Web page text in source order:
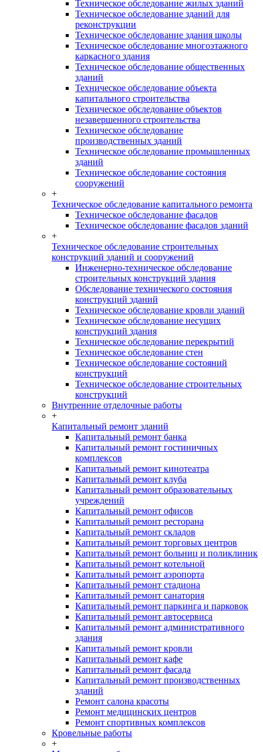
Техническое обследование жилых зданий
Техническое обследование зданий для
реконструкции
Техническое обследование здания школы
Техническое обследование многоэтажного
каркасного здания
Техническое обследование общественных
зданий
Техническое обследование объекта
капитального строительства
Техническое обследование объектов
незавершенного строительства
Техническое обследование
производственных зданий
Техническое обследование промышленных
зданий
Техническое обследование состояния
сооружений
+
Техническое обследование капитального ремонта
Техническое обследование фасадов
Техническое обследование фасадов зданий
+
Техническое обследование строительных
конструкций зданий и сооружений
Инженерно-техническое обследование
строительных конструкций здания
Обследование технического состояния
конструкций зданий
Техническое обследование кровли зданий
Техническое обследование несущих
конструкций здания
Техническое обследование перекрытий
Техническое обследование стен
Техническое обследование состояний
конструкций
Техническое обследование строительных
конструкций
Внутренние отделочные работы
+
Капитальный ремонт зданий
Капитальный ремонт банка
Капитальный ремонт гостиничных
комплексов
Капитальный ремонт кинотеатра
Капитальный ремонт клуба
Капитальный ремонт образовательных
учреждений
Капитальный ремонт офисов
Капитальный ремонт ресторана
Капитальный ремонт складов
Капитальный ремонт торговых центров
Капитальный ремонт больниц и поликлиник
Капитальный ремонт котельной
Капитальный ремонт аэропорта
Капитальный ремонт стадиона
Капитальный ремонт санатория
Капитальный ремонт паркинга и парковок
Капитальный ремонт автосервиса
Капитальный ремонт административного
здания
Капитальный ремонт кровли
Капитальный ремонт кафе
Капитальный ремонт фасада
Капитальный ремонт производственных
зданий
Ремонт салона красоты
Ремонт медицинских центров
Ремонт спортивных комплексов
Кровельные работы
+